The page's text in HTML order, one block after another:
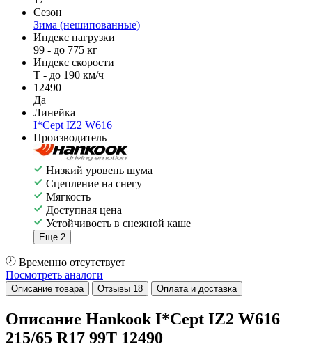
Сезон
Зима (нешипованные)
Индекс нагрузки
99 - до 775 кг
Индекс скорости
T - до 190 км/ч
12490
Да
Линейка
I*Cept IZ2 W616
Производитель
Низкий уровень шума
Сцепление на снегу
Мягкость
Доступная цена
Устойчивость в снежной каше
Еще 2
Временно отсутствует
Посмотреть аналоги
Описание товара Отзывы 18 Оплата и доставка
Описание Hankook I*Cept IZ2 W616
215/65 R17 99T 12490